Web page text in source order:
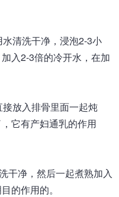
清洗干净，浸泡2-3小
入2-3倍的冷开水，在加
放入排骨里面一起炖
它有产妇通乳的作用
干净，然后一起煮熟加入
的作用的。